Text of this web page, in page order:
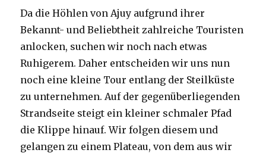
Da die Höhlen von Ajuy aufgrund ihrer
Bekannt- und Beliebtheit zahlreiche Touristen
anlocken, suchen wir noch nach etwas
Ruhigerem. Daher entscheiden wir uns nun
noch eine kleine Tour entlang der Steilküste
zu unternehmen. Auf der gegenüberliegenden
Strandseite steigt ein kleiner schmaler Pfad
die Klippe hinauf. Wir folgen diesem und
gelangen zu einem Plateau, von dem aus wir